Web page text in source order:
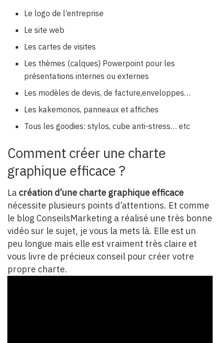
Le logo de l’entreprise
Le site web
Les cartes de visites
Les thèmes (calques) Powerpoint pour les
présentations internes ou externes
Les modèles de devis, de facture,enveloppes…
Les kakemonos, panneaux et affiches
Tous les goodies: stylos, cube anti-stress… etc
Comment créer une charte
graphique efficace ?
La création d’une charte graphique efficace
nécessite plusieurs points d’attentions. Et comme
le blog ConseilsMarketing a réalisé une très bonne
vidéo sur le sujet, je vous la mets là. Elle est un
peu longue mais elle est vraiment très claire et
vous livre de précieux conseil pour créer votre
propre charte.